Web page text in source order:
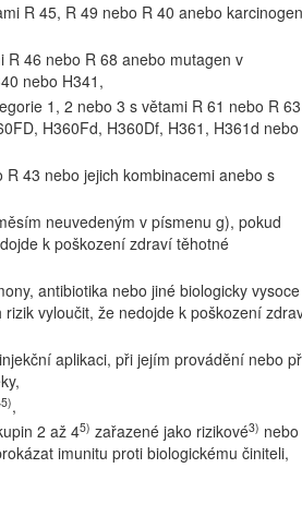
R 45, R 49 nebo R 40 anebo karcinogen
46 nebo R 68 anebo mutagen v
nebo H341,
1, 2 nebo 3 s větami R 61 nebo R 63
H360Fd, H360Df, H361, H361d nebo
43 nebo jejich kombinacemi anebo s
neuvedeným v písmenu g), pokud
k poškození zdraví těhotné
antibiotika nebo jiné biologicky vysoce
vyloučit, že nedojde k poškození
aplikaci, při jejím provádění nebo
5),
2 až 45) zařazené jako rizikové3) nebo
imunitu proti biologickému činiteli,